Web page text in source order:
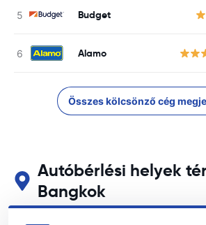
Budget
Alamo
Összes kölcsönző cég
Autóbérlési helyek
Bangkok
Tekintse meg fő autóbérlési helyeinket